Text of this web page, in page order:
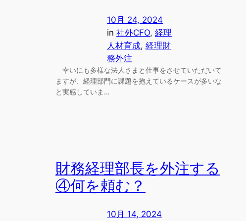
10月 24, 2024
in 社外CFO, 経理
人材育成, 経理財
務外注
幸いにも多様な法人さまと仕事をさせていただいて
ますが、経理部門に課題を抱えているケースが多いな
と実感していま…
財務経理部長を外注する
④何を頼む？
10月 14, 2024